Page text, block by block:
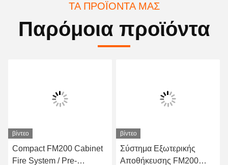
ΤΑ ΠΡΟΪΌΝΤΑ ΜΑΣ
Παρόμοια προϊόντα
βίντεο
Compact FM200 Cabinet
Fire System / Pre-
βίντεο
Σύστημα Εξωτερικής
Αποθήκευσης FM200